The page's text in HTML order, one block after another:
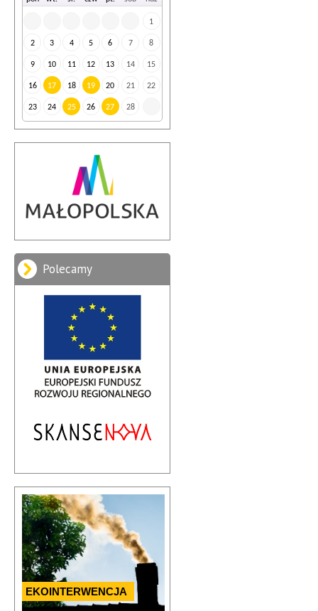
1
2 3 4 5 6 7 8
9 10 11 12 13 14 15
16 17 18 19 20 21 22
23 24 25 26 27 28
Polecamy